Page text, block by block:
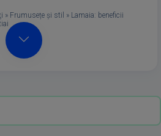
» Frumusețe și stil » Lamaia: beneficii